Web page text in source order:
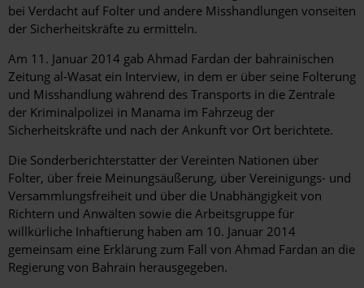
bei Verdacht auf Folter und andere Misshandlungen vonseiten
der Sicherheitskräfte zu ermitteln.
Am 11. Januar 2014 gab Ahmad Fardan der bahrainischen
Zeitung al-Wasat ein Interview, in dem er über seine Folterung
und Misshandlung während des Transports in die Zentrale
der Kriminalpolizei in Manama im Fahrzeug der
Sicherheitskräfte und nach der Ankunft vor Ort berichtete.
Die Sonderberichterstatter der Vereinten Nationen über
Folter, über freie Meinungsäußerung, über Vereinigungs- und
Versammlungsfreiheit und über die Unabhängigkeit von
Richtern und Anwälten sowie die Arbeitsgruppe für
willkürliche Inhaftierung haben am 10. Januar 2014
gemeinsam eine Erklärung zum Fall von Ahmad Fardan an die
Regierung von Bahrain herausgegeben.